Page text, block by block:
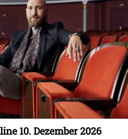
10. Dezember 2026